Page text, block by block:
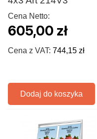
Cena Netto:
605,00 zł
Cena z VAT:744,15 zł
Dodaj do koszyka